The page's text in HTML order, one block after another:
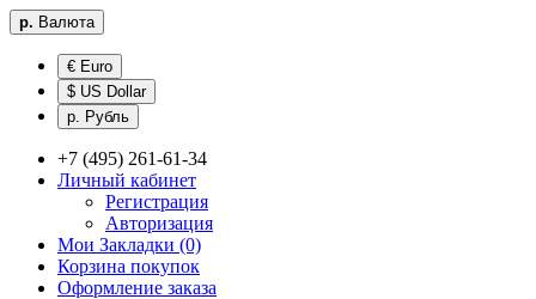
р. Валюта
€ Euro
$ US Dollar
р. Рубль
+7 (495) 261-61-34
Личный кабинет
Регистрация
Авторизация
Мои Закладки (0)
Корзина покупок
Оформление заказа